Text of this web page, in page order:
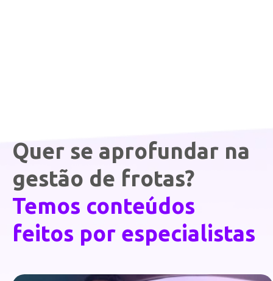
Quer se aprofundar na
gestão de frotas?
Temos conteúdos
feitos por especialistas